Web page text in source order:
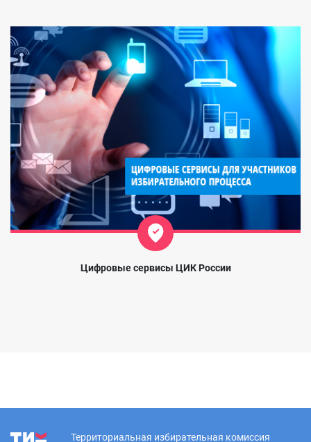
Цифровые сервисы ЦИК России
Территориальная избирательная комиссия